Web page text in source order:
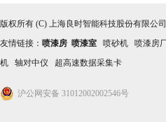
版权所有 (C) 上海良时智能科技股份有限公司
友情链接： 喷漆房 喷漆室 喷砂机 喷漆房
机
轴对中仪 超高速数据采集卡
沪公网安备 31012002002546号